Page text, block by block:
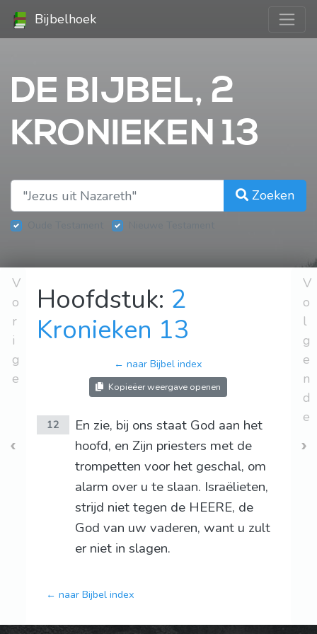
Bijbelhoek
DE BIJBEL, 2
KRONIEKEN 13
Zoeken
V
o
r
i
g
e
Hoofdstuk: 2
Kronieken 13
← naar Bijbel index
Kopieëer weergave openen
12
En zie, bij ons staat God aan het
hoofd, en Zijn priesters met de
trompetten voor het geschal, om
alarm over u te slaan. Israëlieten,
strijd niet tegen de HEERE, de
God van uw vaderen, want u zult
er niet in slagen.
← naar Bijbel index
V
o
l
g
e
n
d
e